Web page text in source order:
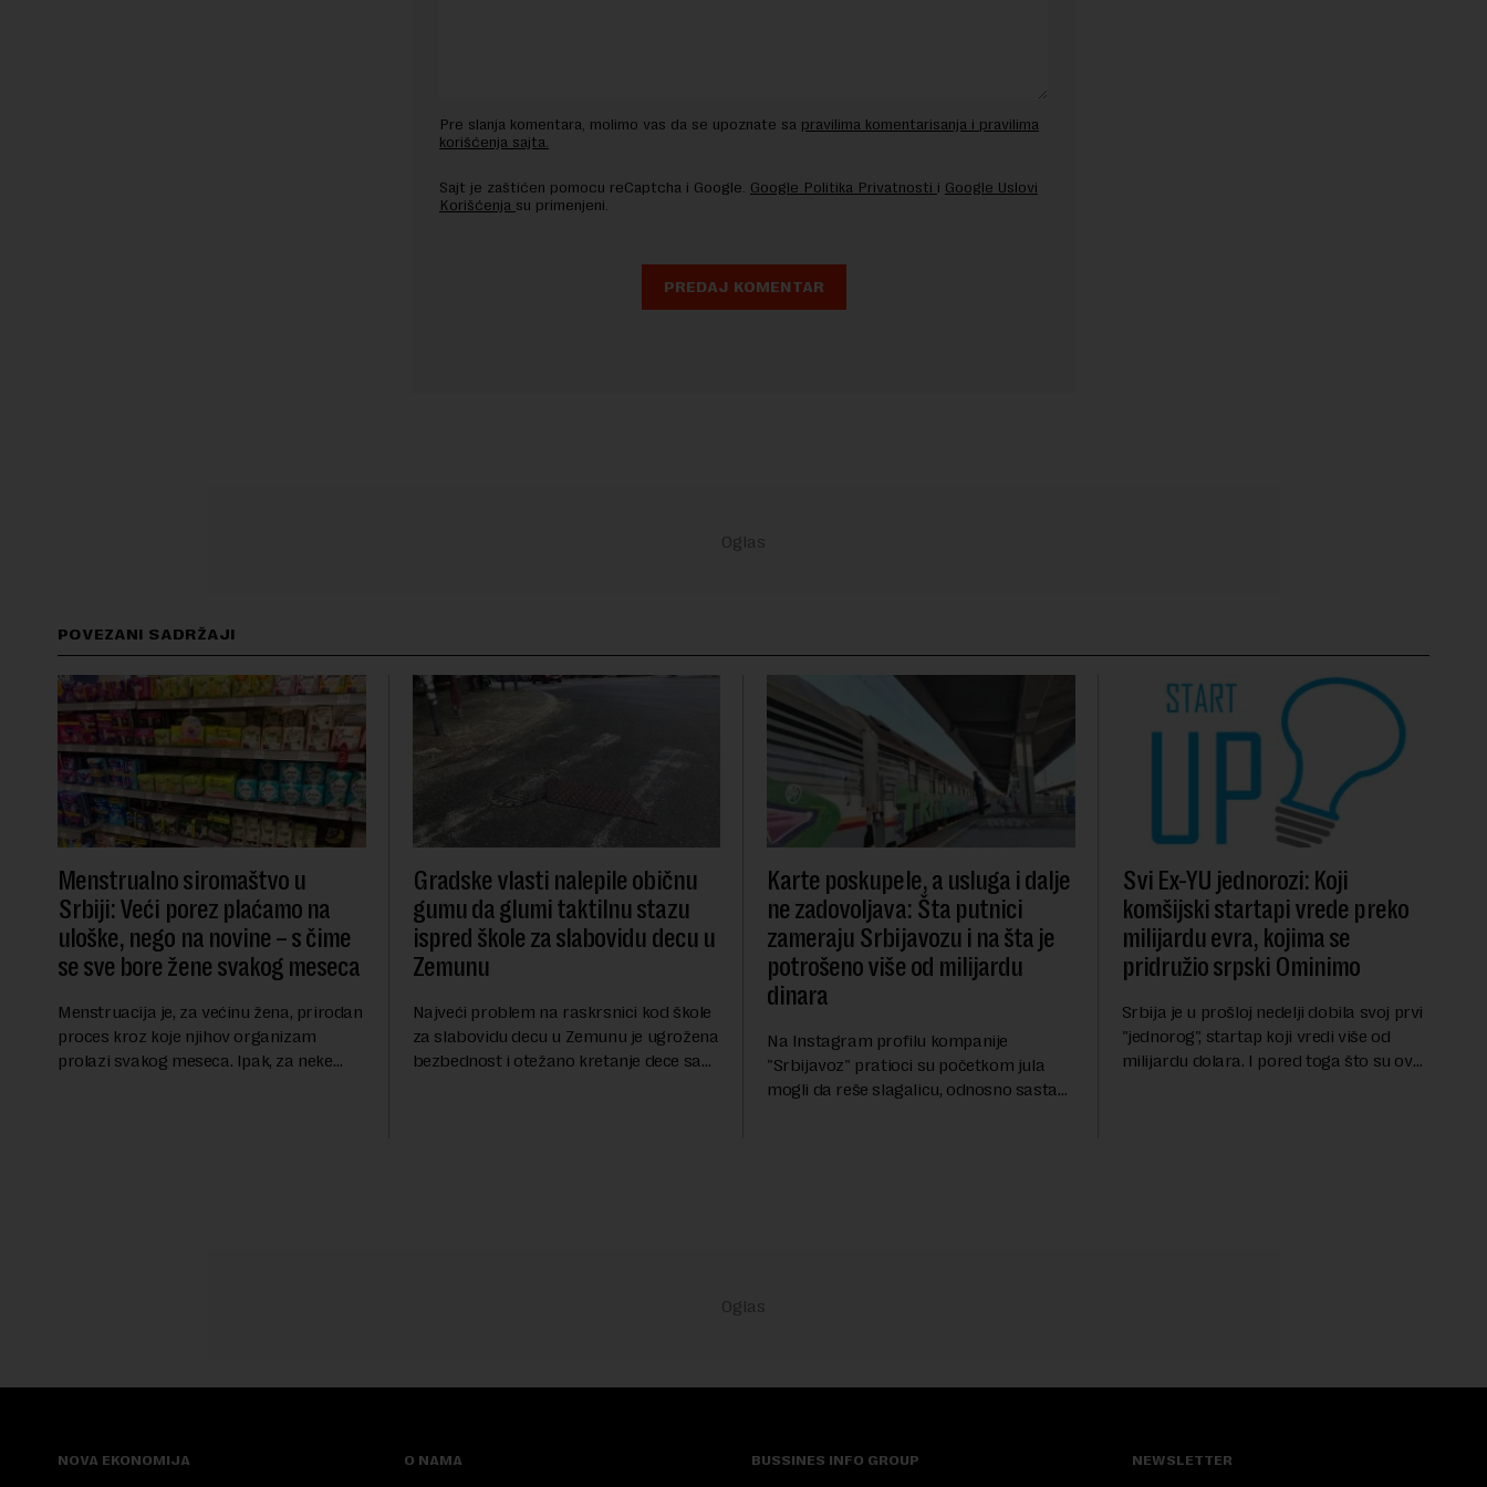
Pre slanja komentara, molimo vas da se upoznate sa pravilima komentarisanja i pravilima
korišćenja sajta.
Sajt je zaštićen pomocu reCaptcha i Google. Google Politika Privatnosti i Google Uslovi
Korišćenja su primenjeni.
POVEZANI SADRŽAJI
Menstrualno siromaštvo u
Srbiji: Veći porez plaćamo na
uloške, nego na novine – s čime
se sve bore žene svakog meseca
Menstruacija je, za većinu žena, prirodan
proces kroz koje njihov organizam
prolazi svakog meseca. Ipak, za neke
Gradske vlasti nalepile običnu
gumu da glumi taktilnu stazu
ispred škole za slabovidu decu u
Zemunu
Najveći problem na raskrsnici kod škole
za slabovidu decu u Zemunu je ugrožena
bezbednost i otežano kretanje dece sa
Karte poskupele, a usluga i dalje
ne zadovoljava: Šta putnici
zameraju Srbijavozu i na šta je
potrošeno više od milijardu
dinara
Na Instagram profilu kompanije
"Srbijavoz" pratioci su početkom jula
mogli da reše slagalicu, odnosno sastave
Svi Ex-YU jednorozi: Koji
komšijski startapi vrede preko
milijardu evra, kojima se
pridružio srpski Ominimo
Srbija je u prošloj nedelji dobila svoj prvi
"jednorog", startap koji vredi više od
milijardu dolara. I pored toga što su ovo
NOVA EKONOMIJA O NAMA BUSSINES INFO GROUP NEWSLETTER